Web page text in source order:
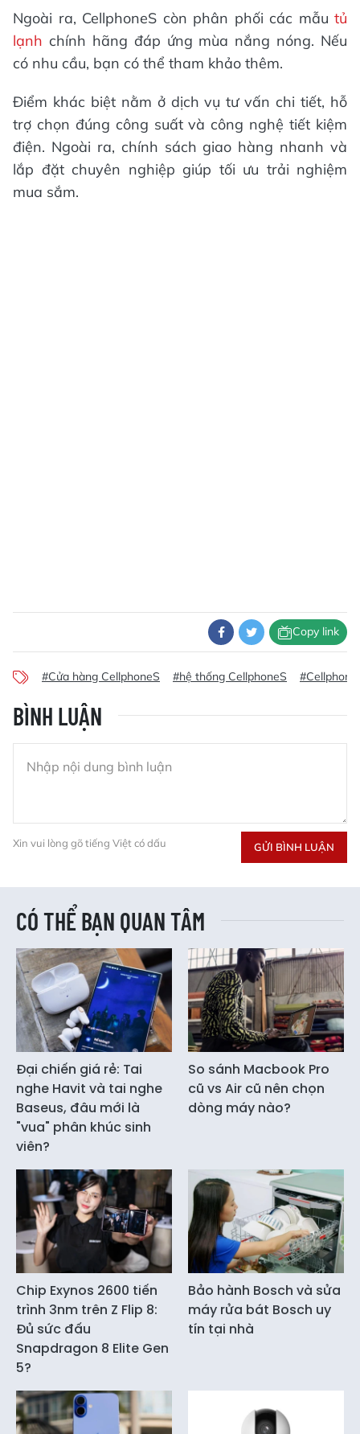
Ngoài ra, CellphoneS còn phân phối các mẫu tủ
lạnh chính hãng đáp ứng mùa nắng nóng. Nếu
có nhu cầu, bạn có thể tham khảo thêm.
Điểm khác biệt nằm ở dịch vụ tư vấn chi tiết, hỗ
trợ chọn đúng công suất và công nghệ tiết kiệm
điện. Ngoài ra, chính sách giao hàng nhanh và
lắp đặt chuyên nghiệp giúp tối ưu trải nghiệm
mua sắm.
Copy link
#Cửa hàng CellphoneS #hệ thống CellphoneS
BÌNH LUẬN
Xin vui lòng gõ tiếng Việt có dấu GỬI BÌNH LUẬN
CÓ THỂ BẠN QUAN TÂM
Đại chiến giá rẻ: Tai
nghe Havit và tai nghe
Baseus, đâu mới là
"vua" phân khúc sinh
viên?
So sánh Macbook Pro
cũ vs Air cũ nên chọn
dòng máy nào?
Chip Exynos 2600 tiến
trình 3nm trên Z Flip 8:
Đủ sức đấu
Snapdragon 8 Elite Gen
5?
Bảo hành Bosch và sửa
máy rửa bát Bosch uy
tín tại nhà